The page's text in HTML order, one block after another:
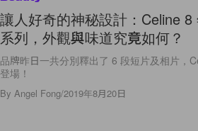
讓人好奇的神秘設計：Celine
系列，外觀與味道究竟如何？
品牌昨日一共分別釋出了 6 段短片及相片，
登場！
By Angel Fong/2019年8月20日